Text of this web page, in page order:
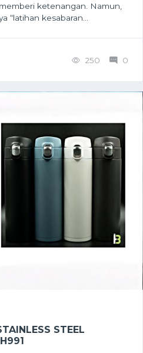
ketenangan. Namun,
“latihan kesabaran...
250 0
STEEL